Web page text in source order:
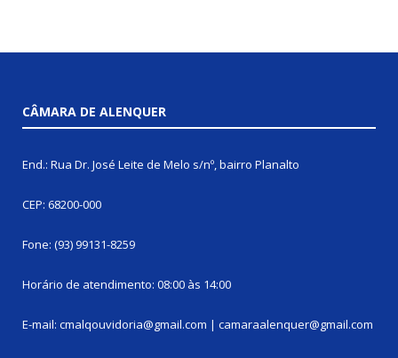
CÂMARA DE ALENQUER
End.: Rua Dr. José Leite de Melo s/nº, bairro Planalto
CEP: 68200-000
Fone: (93) 99131-8259
Horário de atendimento: 08:00 às 14:00
E-mail: cmalqouvidoria@gmail.com | camaraalenquer@gmail.com